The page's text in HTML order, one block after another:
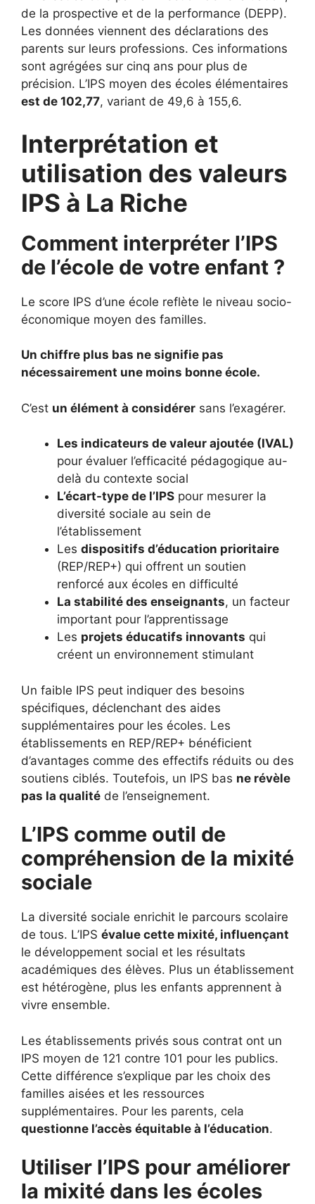
de la prospective et de la performance (DEPP).
Les données viennent des déclarations des
parents sur leurs professions. Ces informations
sont agrégées sur cinq ans pour plus de
précision. L’IPS moyen des écoles élémentaires
est de 102,77, variant de 49,6 à 155,6.
Interprétation et
utilisation des valeurs
IPS à La Riche
Comment interpréter l’IPS
de l’école de votre enfant ?
Le score IPS d’une école reflète le niveau socio-
économique moyen des familles.
Un chiffre plus bas ne signifie pas
nécessairement une moins bonne école.
C’est un élément à considérer sans l’exagérer.
Les indicateurs de valeur ajoutée (IVAL)
pour évaluer l’efficacité pédagogique au-
delà du contexte social
L’écart-type de l’IPS pour mesurer la
diversité sociale au sein de
l’établissement
Les dispositifs d’éducation prioritaire
(REP/REP+) qui offrent un soutien
renforcé aux écoles en difficulté
La stabilité des enseignants, un facteur
important pour l’apprentissage
Les projets éducatifs innovants qui
créent un environnement stimulant
Un faible IPS peut indiquer des besoins
spécifiques, déclenchant des aides
supplémentaires pour les écoles. Les
établissements en REP/REP+ bénéficient
d’avantages comme des effectifs réduits ou des
soutiens ciblés. Toutefois, un IPS bas ne révèle
pas la qualité de l’enseignement.
L’IPS comme outil de
compréhension de la mixité
sociale
La diversité sociale enrichit le parcours scolaire
de tous. L’IPS évalue cette mixité, influençant
le développement social et les résultats
académiques des élèves. Plus un établissement
est hétérogène, plus les enfants apprennent à
vivre ensemble.
Les établissements privés sous contrat ont un
IPS moyen de 121 contre 101 pour les publics.
Cette différence s’explique par les choix des
familles aisées et les ressources
supplémentaires. Pour les parents, cela
questionne l’accès équitable à l’éducation.
Utiliser l’IPS pour améliorer
la mixité dans les écoles